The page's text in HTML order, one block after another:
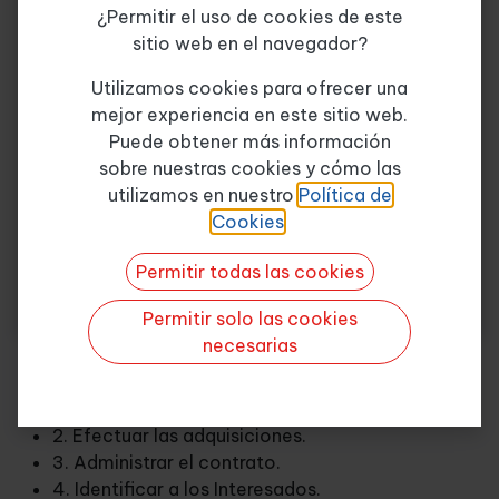
adquisiciones.
Unidad 2. Gestión de los
Interesados (STAKEHOLDERS)
1. ¿Cuáles son los procesos de gestión de los
Interesados?
2. Identificar a los interesados del proyecto.
3. Planificar el grado de involucramiento de los
y las acciones de los interesados.
Objetivos
2. Efectuar las adquisiciones.
3. Administrar el contrato.
4. Identificar a los Interesados.
Quiero más info
¿Permitir el uso de cookies de este
sitio web en el navegador?
Utilizamos cookies para ofrecer una
mejor experiencia en este sitio web.
Puede obtener más información
sobre nuestras cookies y cómo las
utilizamos en nuestro Política de
Cookies.
Permitir todas las cookies
Permitir solo las cookies
necesarias